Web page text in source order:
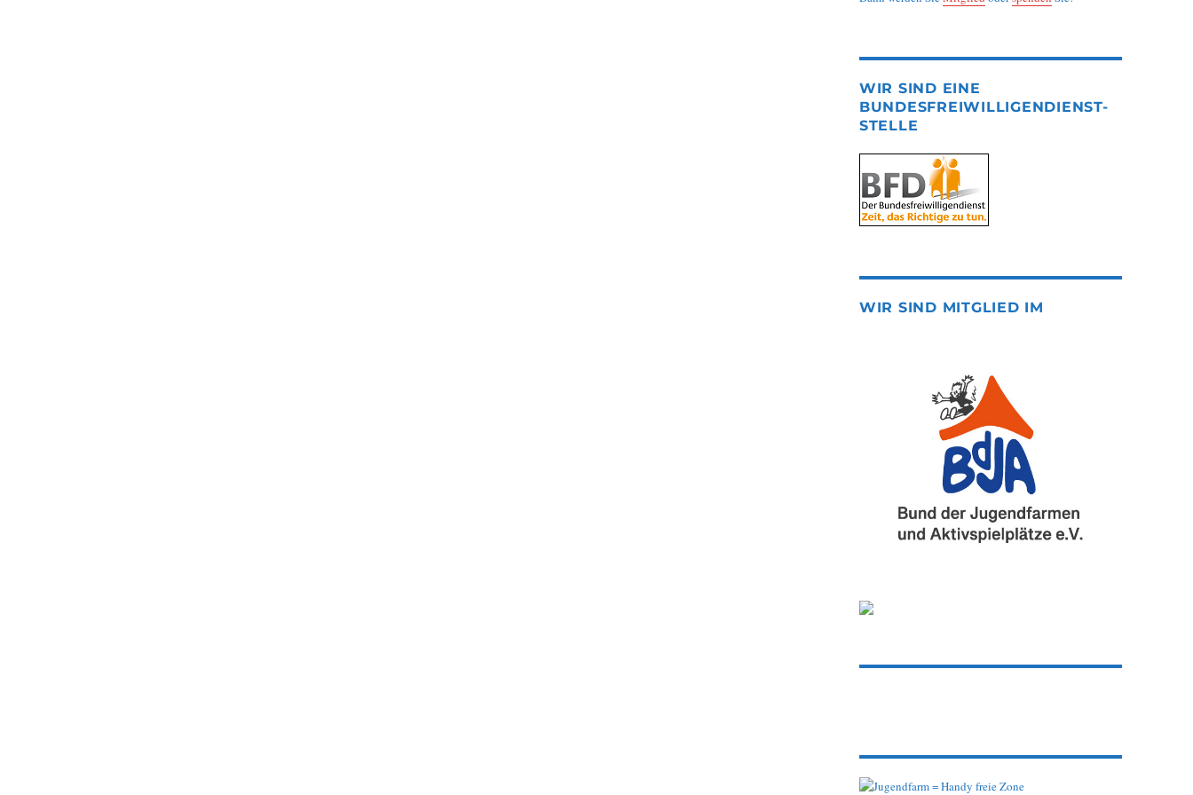
WIR SIND EINE
BUNDESFREIWILLIGENDIENST-
STELLE
WIR SIND MITGLIED IM